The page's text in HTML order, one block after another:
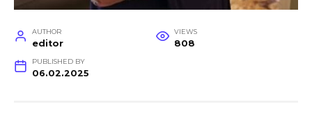
AUTHOR
editor
VIEWS
808
PUBLISHED BY
06.02.2025